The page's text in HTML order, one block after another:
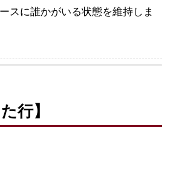
スに誰かがいる状態を維持しま
行】